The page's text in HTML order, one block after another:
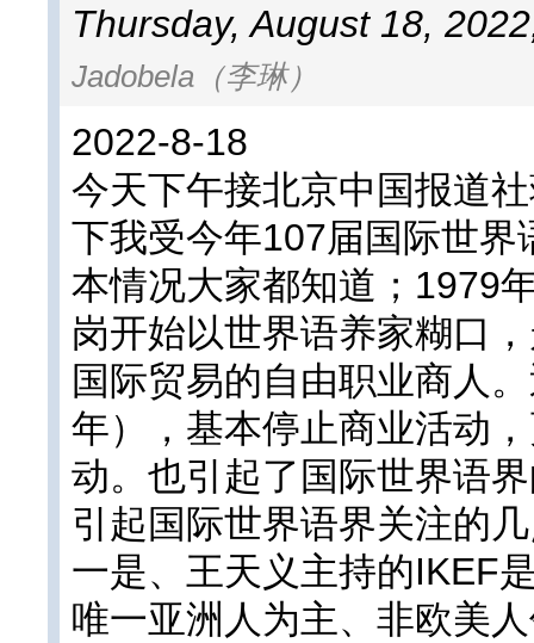
Thursday, August 18,
Jadobela（李琳）
2022-8-18
今天下午接北京中国报道
下我受今年107届国际世
本情况大家都知道；1979
岗开始以世界语养家糊口
国际贸易的自由职业商人
年），基本停止商业活动
动。也引起了国际世界语
引起国际世界语界关注的
一是、王天义主持的IKEF
唯一亚洲人为主、非欧美